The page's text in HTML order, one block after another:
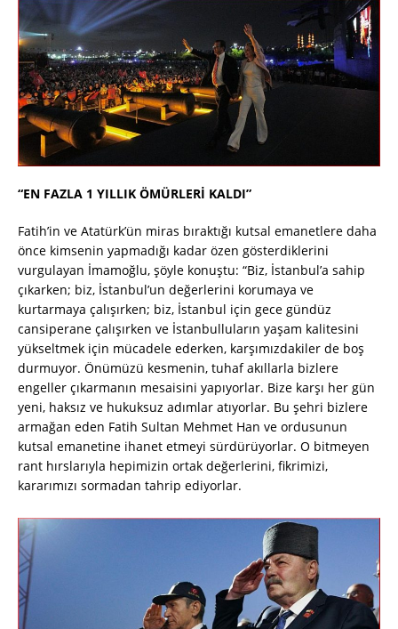
“EN FAZLA 1 YILLIK ÖMÜRLERİ KALDI”
Fatih’in ve Atatürk’ün miras bıraktığı kutsal emanetlere daha
önce kimsenin yapmadığı kadar özen gösterdiklerini
vurgulayan İmamoğlu, şöyle konuştu: “Biz, İstanbul’a sahip
çıkarken; biz, İstanbul’un değerlerini korumaya ve
kurtarmaya çalışırken; biz, İstanbul için gece gündüz
cansiperane çalışırken ve İstanbulluların yaşam kalitesini
yükseltmek için mücadele ederken, karşımızdakiler de boş
durmuyor. Önümüzü kesmenin, tuhaf akıllarla bizlere
engeller çıkarmanın mesaisini yapıyorlar. Bize karşı her gün
yeni, haksız ve hukuksuz adımlar atıyorlar. Bu şehri bizlere
armağan eden Fatih Sultan Mehmet Han ve ordusunun
kutsal emanetine ihanet etmeyi sürdürüyorlar. O bitmeyen
rant hırslarıyla hepimizin ortak değerlerini, fikrimizi,
kararımızı sormadan tahrip ediyorlar.